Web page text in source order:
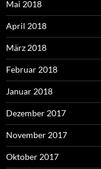
Mai 2018
April 2018
März 2018
Februar 2018
Januar 2018
Dezember 2017
November 2017
Oktober 2017